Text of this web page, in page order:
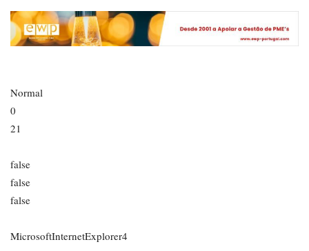
Normal
0
21
false
false
false
MicrosoftInternetExplorer4